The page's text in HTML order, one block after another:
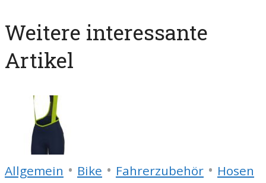
Weitere interessante
Artikel
Allgemein • Bike • Fahrerzubehör • Hosen